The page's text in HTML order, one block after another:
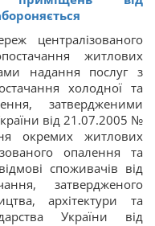
централізованого
житлових
надання послуг з
холодної та
затвердженими
від 21.07.2005 №
окремих житлових
опалення та
споживачів від
затвердженого
архітектури та
України від